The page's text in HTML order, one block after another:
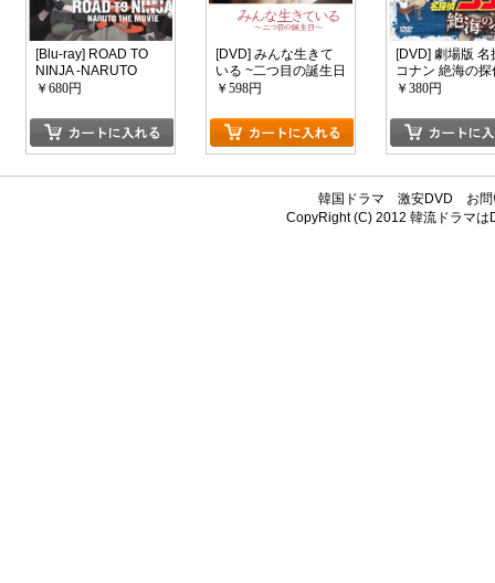
[Blu-ray] ROAD TO
NINJA -NARUTO
THE MOVIE-
￥680円
[DVD] みんな生きて
いる ~二つ目の誕生日
~
￥598円
[DVD] 劇場版 名
コナン 絶海の
￥380円
韓国ドラマ 激安DVD
お
CopyRight (C) 2012韓流ドラマは